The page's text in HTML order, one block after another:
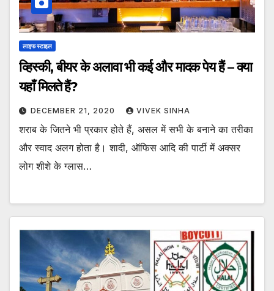
लाइफ स्टाइल
व्हिस्की, बीयर के अलावा भी कई और मादक पेय हैं – क्या
यहाँ मिलते हैं?
DECEMBER 21, 2020 VIVEK SINHA
शराब के जितने भी प्रकार होते हैं, असल में सभी के बनाने का तरीका
और स्वाद अलग होता है। शादी, ऑफिस आदि की पार्टी में अक्सर
लोग शीशे के ग्लास…